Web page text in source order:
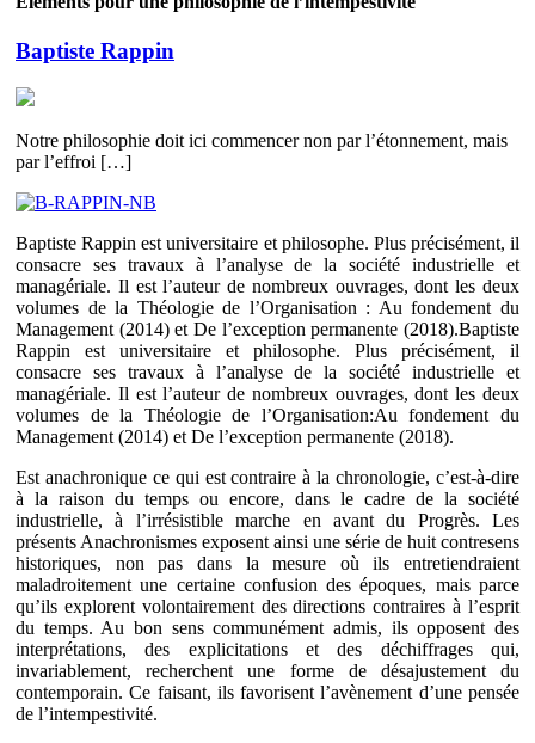
Baptiste Rappin
Notre philosophie doit ici commencer non par l’étonnement, mais
par l’effroi […]
Baptiste Rappin est universitaire et philosophe. Plus précisément, il
consacre ses travaux à l’analyse de la société industrielle et
managériale. Il est l’auteur de nombreux ouvrages, dont les deux
volumes de la Théologie de l’Organisation : Au fondement du
Management (2014) et De l’exception permanente (2018).Baptiste
Rappin est universitaire et philosophe. Plus précisément, il
consacre ses travaux à l’analyse de la société industrielle et
managériale. Il est l’auteur de nombreux ouvrages, dont les deux
volumes de la Théologie de l’Organisation:Au fondement du
Management (2014) et De l’exception permanente (2018).
Est anachronique ce qui est contraire à la chronologie, c’est-à-dire
à la raison du temps ou encore, dans le cadre de la société
industrielle, à l’irrésistible marche en avant du Progrès. Les
présents Anachronismes exposent ainsi une série de huit contresens
historiques, non pas dans la mesure où ils entretiendraient
maladroitement une certaine confusion des époques, mais parce
qu’ils explorent volontairement des directions contraires à l’esprit
du temps. Au bon sens communément admis, ils opposent des
interprétations, des explicitations et des déchiffrages qui,
invariablement, recherchent une forme de désajustement du
contemporain. Ce faisant, ils favorisent l’avènement d’une pensée
de l’intempestivité.